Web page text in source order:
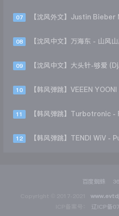
07
08
09 【沈风中文】大头针-够爱
10
11
12
百度蜘蛛
辽ICP备